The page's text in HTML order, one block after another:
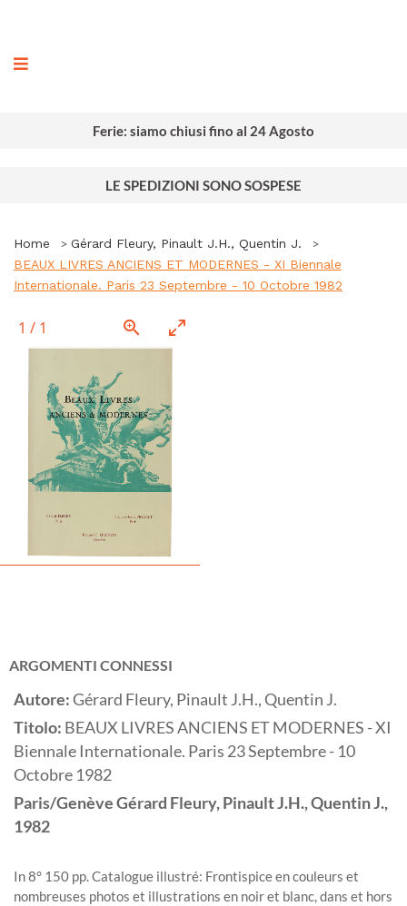
Ferie: siamo chiusi fino al 24 Agosto
LE SPEDIZIONI SONO SOSPESE
Home
Gérard Fleury, Pinault J.H., Quentin J.
BEAUX LIVRES ANCIENS ET MODERNES - XI Biennale
Internationale. Paris 23 Septembre - 10 Octobre 1982
1 / 1
ARGOMENTI CONNESSI
Autore:Gérard Fleury, Pinault J.H., Quentin J.
Titolo: BEAUX LIVRES ANCIENS ET MODERNES - XI
Biennale Internationale. Paris 23 Septembre - 10
Octobre 1982
Paris/GenèveGérard Fleury, Pinault J.H., Quentin J.,
1982
In 8° 150 pp. Catalogue illustré: Frontispice en couleurs et
nombreuses photos et illustrations en noir et blanc, dans et hors